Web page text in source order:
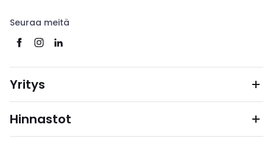
Seuraa meitä
Yritys
Hinnastot